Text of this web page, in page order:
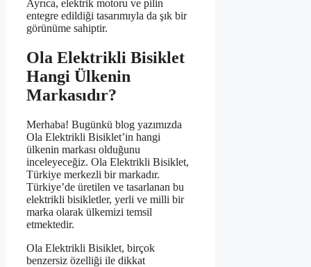
Ayrıca, elektrik motoru ve pilin
entegre edildiği tasarımıyla da şık bir
görünüme sahiptir.
Ola Elektrikli Bisiklet
Hangi Ülkenin
Markasıdır?
Merhaba! Bugünkü blog yazımızda
Ola Elektrikli Bisiklet’in hangi
ülkenin markası olduğunu
inceleyeceğiz. Ola Elektrikli Bisiklet,
Türkiye merkezli bir markadır.
Türkiye’de üretilen ve tasarlanan bu
elektrikli bisikletler, yerli ve milli bir
marka olarak ülkemizi temsil
etmektedir.
Ola Elektrikli Bisiklet, birçok
benzersiz özelliği ile dikkat